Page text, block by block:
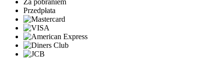
Przedpłata